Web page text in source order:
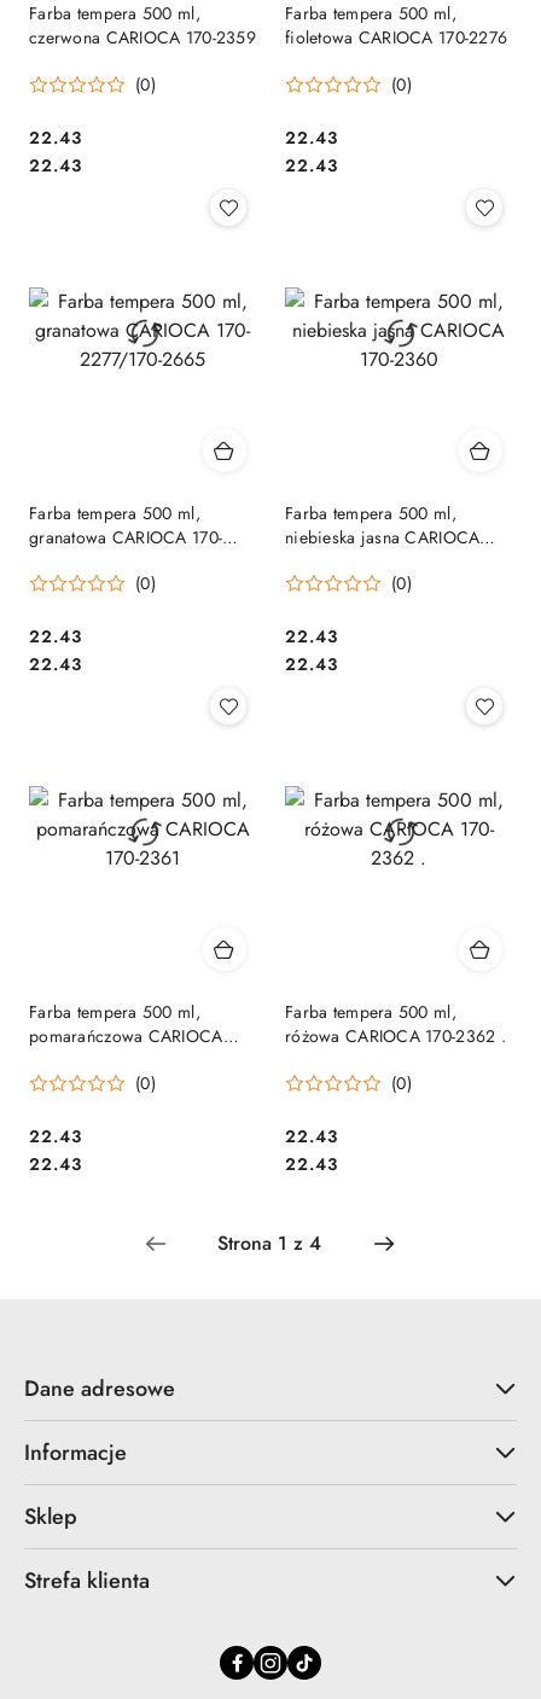
Farba tempera 500 ml,
czerwona CARIOCA 170-2359
(0)
Cena:
22.43
Cena:
22.43
Farba tempera 500 ml,
fioletowa CARIOCA 170-2276
(0)
Cena:
22.43
Cena:
22.43
Farba tempera 500 ml,
granatowa CARIOCA 170-
(0)
Cena:
22.43
Cena:
22.43
Farba tempera 500 ml,
niebieska jasna CARIOCA
(0)
Cena:
22.43
Cena:
22.43
Farba tempera 500 ml,
pomarańczowa CARIOCA
(0)
Cena:
22.43
Cena:
22.43
Farba tempera 500 ml,
różowa CARIOCA 170-2362 .
(0)
Cena:
22.43
Cena:
22.43
Dane adresowe
Informacje
Sklep
Strefa klienta